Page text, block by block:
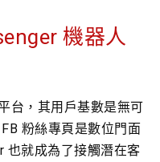
機器人
台，其用戶基數是無可
粉絲專頁是數位門面
也就成為了接觸潛在客